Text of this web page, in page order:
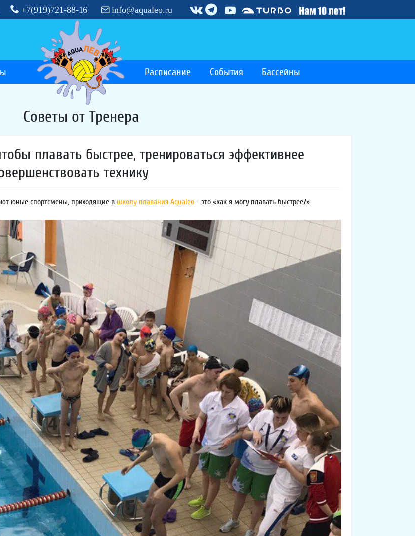
+7(919)721-88-16 info@aqualeo.ru
Расписание События Бассейны
Советы от Тренера
плавать быстрее, тренироваться эффективнее
технику
юные спортсмены, приходящие в школу плавания Aqualeo - это «как я могу плавать быстрее?»